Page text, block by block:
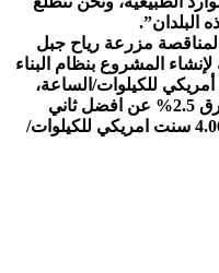
البلدان”.
لمناقصة مزرعة رياح جبل
تعريفة لإنشاء المشروع بنظام البناء
بقيمة 3.961 سنت أمريكي للكيلوات/الساعة،
وهو يعتبر افضل العروض بلا منازع بفارق 2.5% عن افضل ثاني
العروض التي تلقتها وزارة الكهرباء (4.068 سنت امريكي للكيلوات/